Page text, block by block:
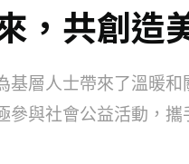
，共創造
基層人士帶來了溫暖
參與社會公益活動，攜